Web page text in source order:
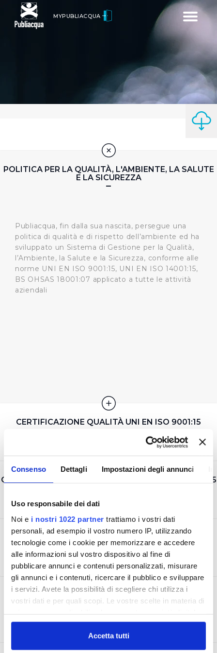
Consenso Dettagli Impostazioni degli annunci
Uso responsabile dei dati
Noi e i nostri 1022 partner trattiamo i vostri dati
personali, ad esempio il vostro numero IP, utilizzando
tecnologie come i cookie per memorizzare e accedere
alle informazioni sul vostro dispositivo al fine di
pubblicare annunci e contenuti personalizzati, misurare
gli annunci e i contenuti, ricercare il pubblico e sviluppare
i servizi. Avete la possibilità di scegliere chi utilizza i
vostri dati e per quali scopi. Le vostre scelte in materia di
in cui avete effettuato le vostre scelte. È possibile
modificare o revocare il proprio consenso in qualsiasi
momento dalla Dichiarazione sui cookie o facendo clic
Accetta tutti
Toggle
MYPUBLIACQUA
POLITICA PER LA QUALITÀ, L'AMBIENTE, LA SALUTE
E LA SICUREZZA
Publiacqua, fin dalla sua nascita, persegue una
politica di qualità e di rispetto dell’ambiente ed ha
sviluppato un Sistema di Gestione per la Qualità,
l’Ambiente, la Salute e la Sicurezza, conforme alle
norme UNI EN ISO 9001:15, UNI EN ISO 14001:15,
BS OHSAS 18001:07 applicato a tutte le attività
aziendali
CERTIFICAZIONE QUALITÀ UNI EN ISO 9001:15
CERTIFICAZIONE AMBIENTALE UNI EN ISO 14001:2015
CERTIFICAZIONE SICUREZZA UNI ISO 45001:2018
ACCREDITAMENTO LABORATORIO UNI CEI EN
ISO/IEC 17025